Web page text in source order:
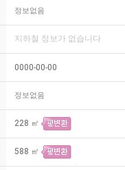
정보없음
지하철 정보가 없습니다
0000-00-00
정보없음
228 ㎡
588 ㎡